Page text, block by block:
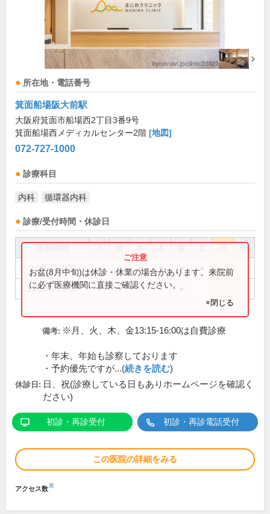
所在地・電話番号
箕面船場阪大前駅
大阪府箕面市船場西2丁目3番9号
箕面船場西メディカルセンター2階 [地図]
072-727-1000
診療科目
内科 循環器内科
診療/受付時間・休診日
祝
9:00～12:00 ● ● ● ● ●
13:15～19:00 ● ● ●
お盆(8月中旬)は休診・休業の場合があります。来院前
に必ず医療機関に直接ご確認ください。
×閉じる
備考: ※月、火、木、金13:15-16:00は自費診療
・年末、年始も診察しております
・予約優先ですが...(続きを読む)
休診日: 日、祝(診療している日もありホームページを確認く
ださい)
初診・再診受付 初診・再診電話受付
この医院の詳細をみる
アクセス数※